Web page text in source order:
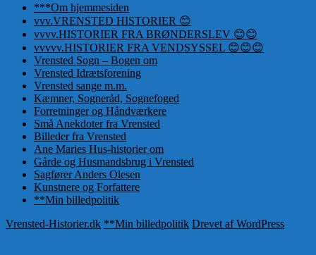
***Om hjemmesiden
vvv.VRENSTED HISTORIER 😊
vvvv.HISTORIER FRA BRØNDERSLEV 😊😊
vvvvv.HISTORIER FRA VENDSYSSEL 😊😊😊
Vrensted Sogn – Bogen om
Vrensted Idrætsforening
Vrensted sange m.m.
Kæmner, Sogneråd, Sognefoged
Forretninger og Håndværkere
Små Anekdoter fra Vrensted
Billeder fra Vrensted
Ane Maries Hus-historier om
Gårde og Husmandsbrug i Vrensted
Sagfører Anders Olesen
Kunstnere og Forfattere
**Min billedpolitik
Vrensted-Historier.dk **Min billedpolitik Drevet af WordPress